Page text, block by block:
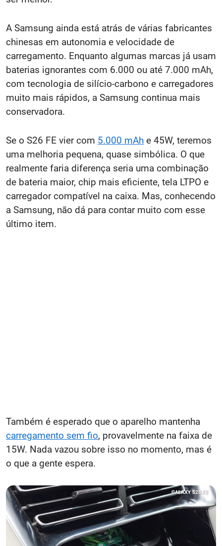
A Samsung ainda está atrás de várias fabricantes
chinesas em autonomia e velocidade de
carregamento. Enquanto algumas marcas já usam
baterias ignorantes com 6.000 ou até 7.000 mAh,
com tecnologia de silício-carbono e carregadores
muito mais rápidos, a Samsung continua mais
conservadora.
Se o S26 FE vier com 5.000 mAh e 45W, teremos
uma melhoria pequena, quase simbólica. O que
realmente faria diferença seria uma combinação
de bateria maior, chip mais eficiente, tela LTPO e
carregador compatível na caixa. Mas, conhecendo
a Samsung, não dá para contar muito com esse
último item.
Também é esperado que o aparelho mantenha
carregamento sem fio, provavelmente na faixa de
15W. Nada vazou sobre isso no momento, mas é
o que a gente espera.